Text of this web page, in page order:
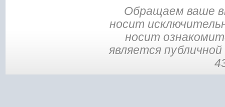
Обращаем ваше
носит
носит
является